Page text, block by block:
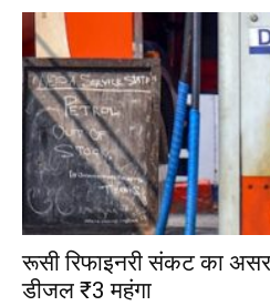
रूसी रिफाइनरी संकट का
डीजल ₹3 महंगा